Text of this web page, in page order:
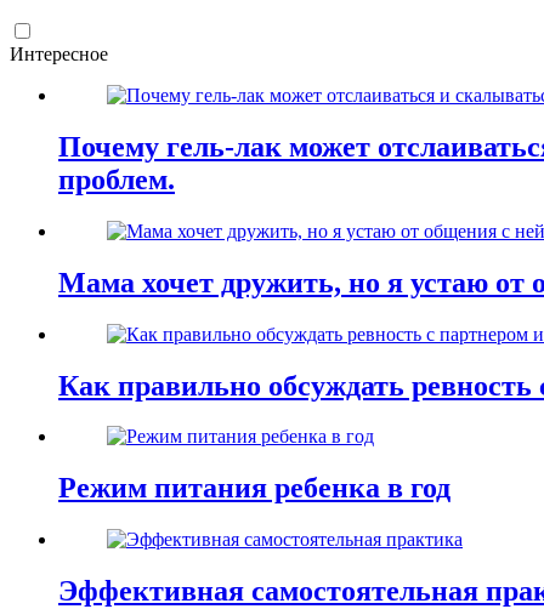
Интересное
Почему гель-лак может
проблем.
Мама хочет дружить, но я устаю от
Как правильно обсуждать
Режим питания ребенка в год
Эффективная самостоятельная